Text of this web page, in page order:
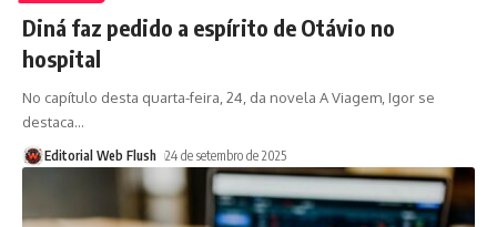
Diná faz pedido a espírito de Otávio no
hospital
No capítulo desta quarta-feira, 24, da novela A Viagem, Igor se
destaca…
Editorial Web Flush 24 de setembro de 2025